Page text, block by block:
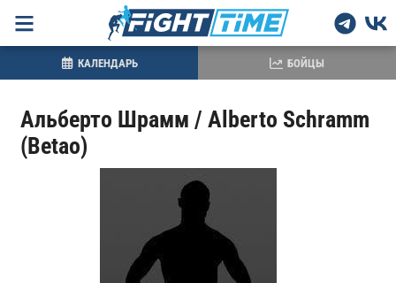
Альберто Шрамм / Alberto Schramm
(Betao)
КАЛЕНДАРЬ БОЙЦЫ